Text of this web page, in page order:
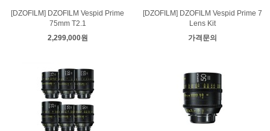
[DZOFILM] DZOFILM Vespid Prime
75mm T2.1
2,299,000원
[DZOFILM] DZOFILM Vespid Prime 7
Lens Kit
가격문의